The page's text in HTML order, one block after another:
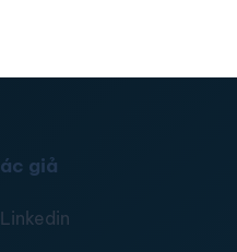
giả
Linkedin